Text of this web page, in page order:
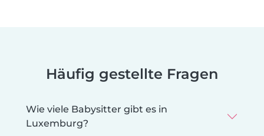
Häufig gestellte Fragen
Wie viele Babysitter gibt es in
Luxemburg?